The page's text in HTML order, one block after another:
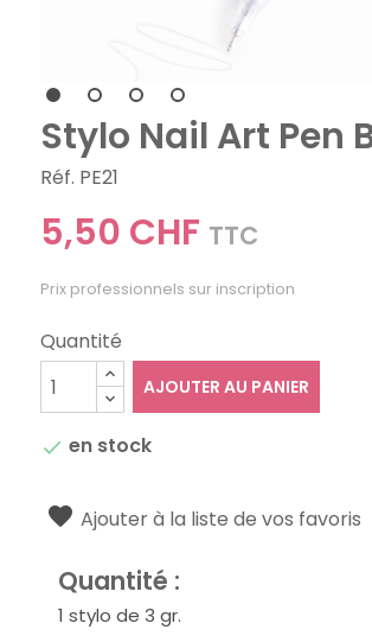
Stylo Nail Art Pen
Réf. PE21
5,50 CHF TTC
Prix professionnels sur inscription
Quantité
AJOUTER AU PANIER
 en stock
Ajouter à la liste de vos favoris
Quantité :
1 stylo de 3 gr.